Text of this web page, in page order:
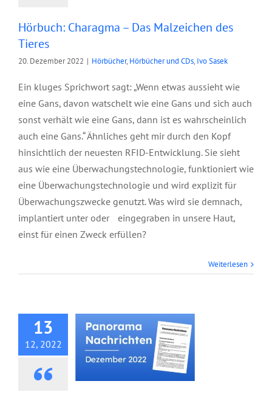
Hörbuch: Charagma – Das Malzeichen des
Tieres
20. Dezember 2022 | Hörbücher, Hörbücher und CDs, Ivo Sasek
Ein kluges Sprichwort sagt: „Wenn etwas aussieht wie
eine Gans, davon watschelt wie eine Gans und sich auch
sonst verhält wie eine Gans, dann ist es wahrscheinlich
auch eine Gans.“ Ähnliches geht mir durch den Kopf
hinsichtlich der neuesten RFID-Entwicklung. Sie sieht
aus wie eine Überwachungstechnologie, funktioniert wie
eine Überwachungstechnologie und wird explizit für
Überwachungszwecke genutzt. Was wird sie demnach,
implantiert unter oder eingegraben in unsere Haut,
einst für einen Zweck erfüllen?
Weiterlesen
13
12, 2022